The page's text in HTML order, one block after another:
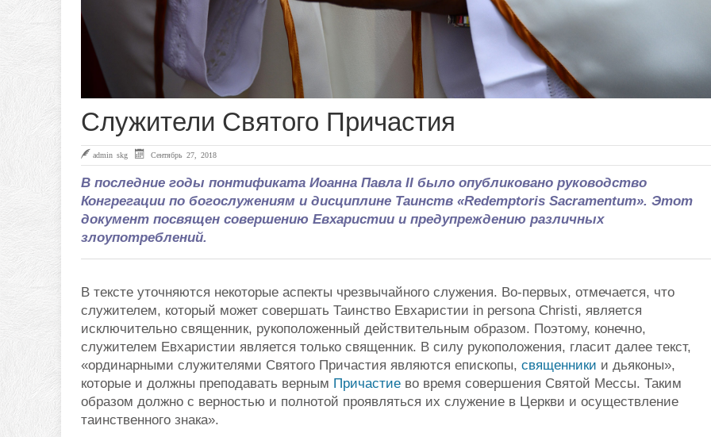
Служители Святого Причастия
admin skg Сентябрь 27, 2018
В последние годы понтификата Иоанна Павла II было опубликовано руководство
Конгрегации по богослужениям и дисциплине Таинств «Redemptoris Sacramentum». Этот
документ посвящен совершению Евхаристии и предупреждению различных
злоупотреблений.
В тексте уточняются некоторые аспекты чрезвычайного служения. Во-первых, отмечается, что
служителем, который может совершать Таинство Евхаристии in persona Christi, является
исключительно священник, рукоположенный действительным образом. Поэтому, конечно,
служителем Евхаристии является только священник. В силу рукоположения, гласит далее текст,
«ординарными служителями Святого Причастия являются епископы, священники и дьяконы»,
которые и должны преподавать верным Причастие во время совершения Святой Мессы. Таким
образом должно с верностью и полнотой проявляться их служение в Церкви и осуществление
таинственного знака».